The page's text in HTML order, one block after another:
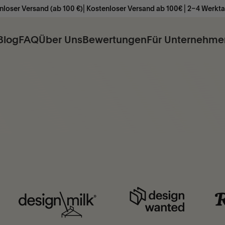
100 €)⎜Kostenloser Versand ab 100€ ⎜2–4 Werktage⎜
FAQÜber UnsBewertungenFür
erweckst. So einfach